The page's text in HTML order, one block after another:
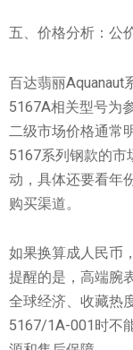
五、价格分析：公
百达翡丽Aquanaut
5167A相关型号为
二级市场价格通常
5167系列钢款的市
动，具体还要看年
购买渠道。
如果换算成人民币
提醒的是，高端腕
全球经济、收藏热
5167/1A-001时不